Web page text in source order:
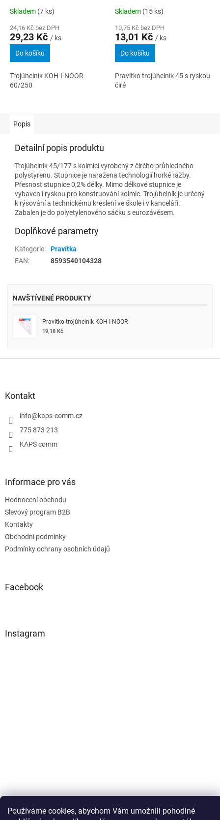
Používáme cookies, abychom Vám umožnili pohodlné
Skladem (7 ks)
24,16 Kč bez DPH
29,23 Kč / ks
Do košíku
Trojúhelník KOH-I-NOOR
60/250
Skladem (15 ks)
10,75 Kč bez DPH
13,01 Kč / ks
Do košíku
Pravítko trojúhelník 45 s ryskou
čiré
Popis
Detailní popis produktu
Trojúhelník 45/177 s kolmicí vyrobený z čirého průhledného
polystyrenu. Stupnice je naražena technologií horké ražby.
Přesnost stupnice 0,2% délky. Mimo délkové stupnice je
vybaven i ryskou pro konstruování kolmic. Trojúhelník je určený
k rýsování a technickému kreslení ve škole i v kanceláři.
Zabalen je do polyetylenového sáčku s eurozávěsem.
Doplňkové parametry
Kategorie:
Pravítka
EAN: 8593540104328
NAVŠTÍVENÉ PRODUKTY
Pravítko trojúhelník KOH-I-NOOR
19,18 Kč
Kontakt
info@kaps-comm.cz
775 873 213
KAPS comm
Informace pro vás
Hodnocení obchodu
Slevový program B2B
Kontakty
Obchodní podmínky
Podmínky ochrany osobních údajů
Facebook
Instagram
Sledovat na Instagramu